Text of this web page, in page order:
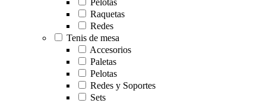
Raquetas
Redes
Tenis de mesa
Accesorios
Paletas
Pelotas
Redes y Soportes
Sets